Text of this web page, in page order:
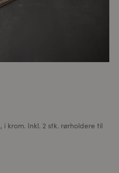
krom. Inkl. 2 stk. rørholdere til